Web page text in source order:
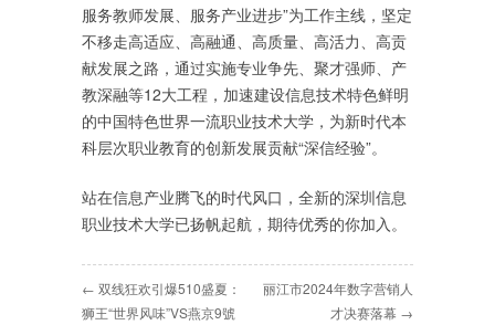
服务教师发展、服务产业进步”为工作主线，坚定
不移走高适应、高融通、高质量、高活力、高贡
献发展之路，通过实施专业争先、聚才强师、产
教深融等12大工程，加速建设信息技术特色鲜明
的中国特色世界一流职业技术大学，为新时代本
科层次职业教育的创新发展贡献“深信经验”。
站在信息产业腾飞的时代风口，全新的深圳信息
职业技术大学已扬帆起航，期待优秀的你加入。
← 双线狂欢引爆510盛夏：
狮王“世界风味”VS燕京9號
丽江市2024年数字营销人
才决赛落幕 →